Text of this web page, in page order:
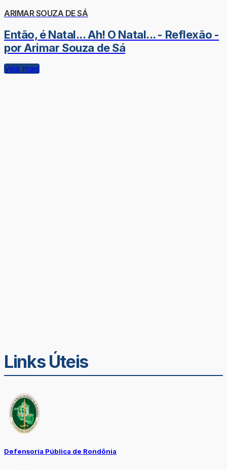
ARIMAR SOUZA DE SÁ
Então, é Natal... Ah! O Natal... - Reflexão -
por Arimar Souza de Sá
Veja mais
Links Úteis
Defensoria Pública de Rondônia